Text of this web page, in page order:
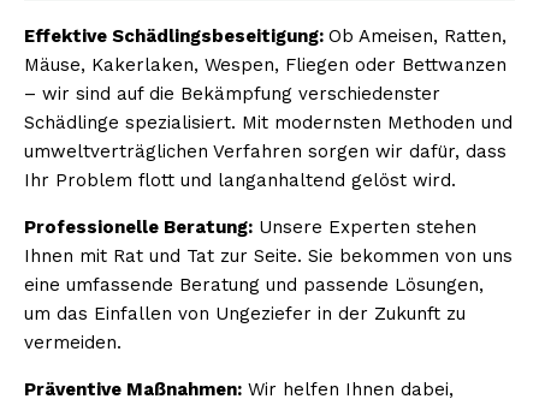
Effektive Schädlingsbeseitigung: Ob Ameisen, Ratten,
Mäuse, Kakerlaken, Wespen, Fliegen oder Bettwanzen
– wir sind auf die Bekämpfung verschiedenster
Schädlinge spezialisiert. Mit modernsten Methoden und
umweltverträglichen Verfahren sorgen wir dafür, dass
Ihr Problem flott und langanhaltend gelöst wird.
Professionelle Beratung: Unsere Experten stehen
Ihnen mit Rat und Tat zur Seite. Sie bekommen von uns
eine umfassende Beratung und passende Lösungen,
um das Einfallen von Ungeziefer in der Zukunft zu
vermeiden.
Präventive Maßnahmen: Wir helfen Ihnen dabei,